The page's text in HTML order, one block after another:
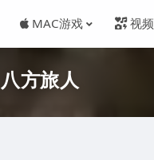
MAC游戏 视频
八方旅人